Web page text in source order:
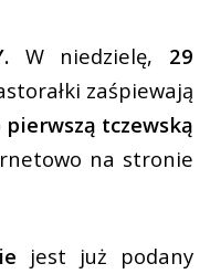
W niedzielę, 29
zaśpiewają
tczewską
na stronie
jest już podany